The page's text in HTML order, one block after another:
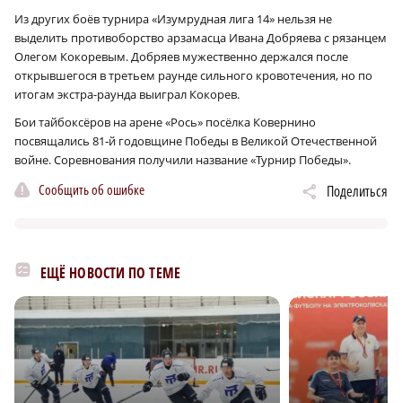
Из других боёв турнира «Изумрудная лига 14» нельзя не
выделить противоборство арзамасца Ивана Добряева с рязанцем
Олегом Кокоревым. Добряев мужественно держался после
открывшегося в третьем раунде сильного кровотечения, но по
итогам экстра-раунда выиграл Кокорев.
Бои тайбоксёров на арене «Рось» посёлка Ковернино
посвящались 81‑й годовщине Победы в Великой Отечественной
войне. Соревнования получили название «Турнир Победы».
Сообщить об ошибке Поделиться
ЕЩЁ НОВОСТИ ПО ТЕМЕ